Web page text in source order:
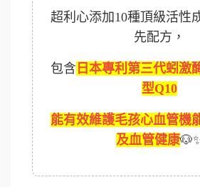
超利心添加10種頂級活性
先配方，
包含 日本專利第三代蚓激
型Q10
能有效維護毛孩心血管機
及血管健康